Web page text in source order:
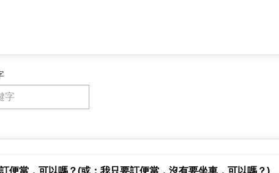
便當，可以嗎？(或：我只要訂便當，沒有要坐車，可以嗎？)